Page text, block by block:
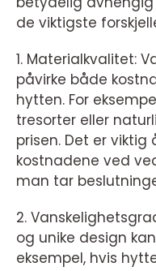
de viktigste
1. Materialkvalitet:
påvirke både
hytten. For
tresorter eller
prisen. Det er
kostnadene ved
man tar
2.
og unike design
eksempel, hvis